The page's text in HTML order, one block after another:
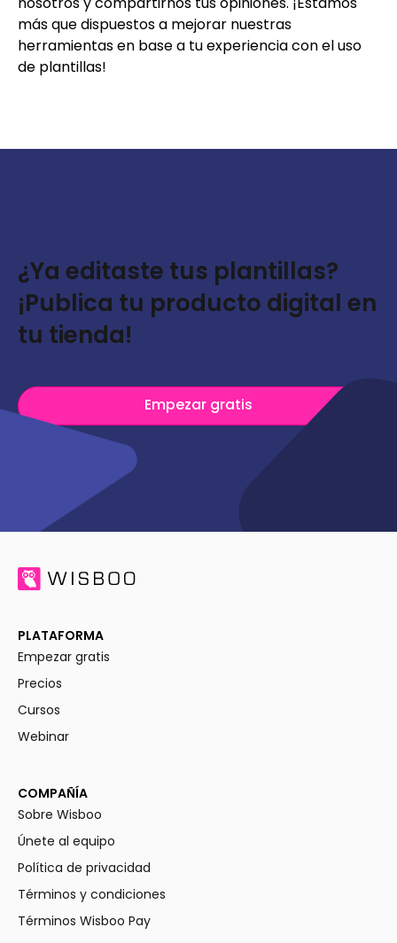
más que dispuestos a mejorar nuestras
herramientas en base a tu experiencia con el uso
de plantillas!
¿Ya editaste tus plantillas?
¡Publica tu producto digital en
tu tienda!
Empezar gratis
PLATAFORMA
Empezar gratis
Precios
Cursos
Webinar
COMPAÑÍA
Sobre Wisboo
Únete al equipo
Política de privacidad
Términos y condiciones
Términos Wisboo Pay